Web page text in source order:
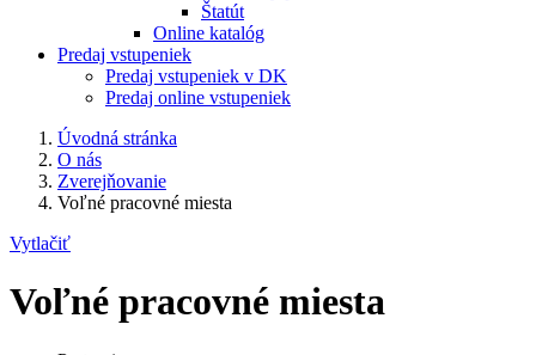
Štatút
Online katalóg
Predaj vstupeniek
Predaj vstupeniek v DK
Predaj online vstupeniek
Úvodná stránka
O nás
Zverejňovanie
Voľné pracovné miesta
Vytlačiť
Voľné pracovné miesta